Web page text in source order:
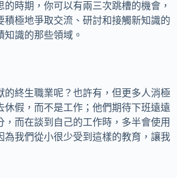
時期，你可以有兩三次跳槽的機會，
極地爭取交流、研討和接觸新知識的
識的那些領域。
終生職業呢？也許有，但更多人消極
假，而不是工作；他們期待下班遠遠
而在談到自己的工作時，多半會使用
為我們從小很少受到這樣的教育，讓我